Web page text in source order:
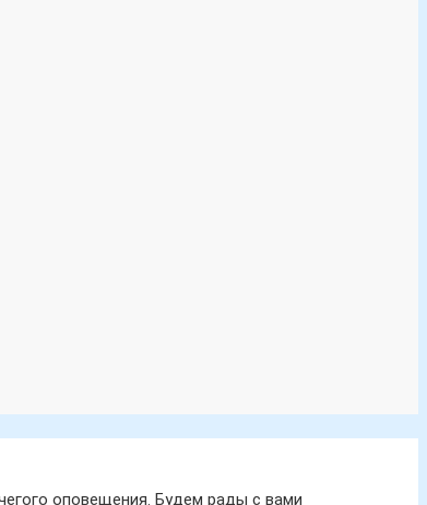
оповещения. Будем рады с вами